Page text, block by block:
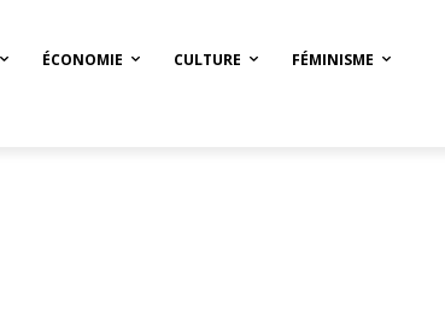
ÉCONOMIE CULTURE FÉMINISME